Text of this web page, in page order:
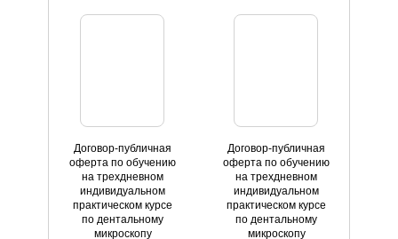
Договор-публичная
оферта по обучению
на трехдневном
индивидуальном
практическом курсе
по дентальному
микроскопу
Договор-публичная
оферта по обучению
на трехдневном
индивидуальном
практическом курсе
по дентальному
микроскопу